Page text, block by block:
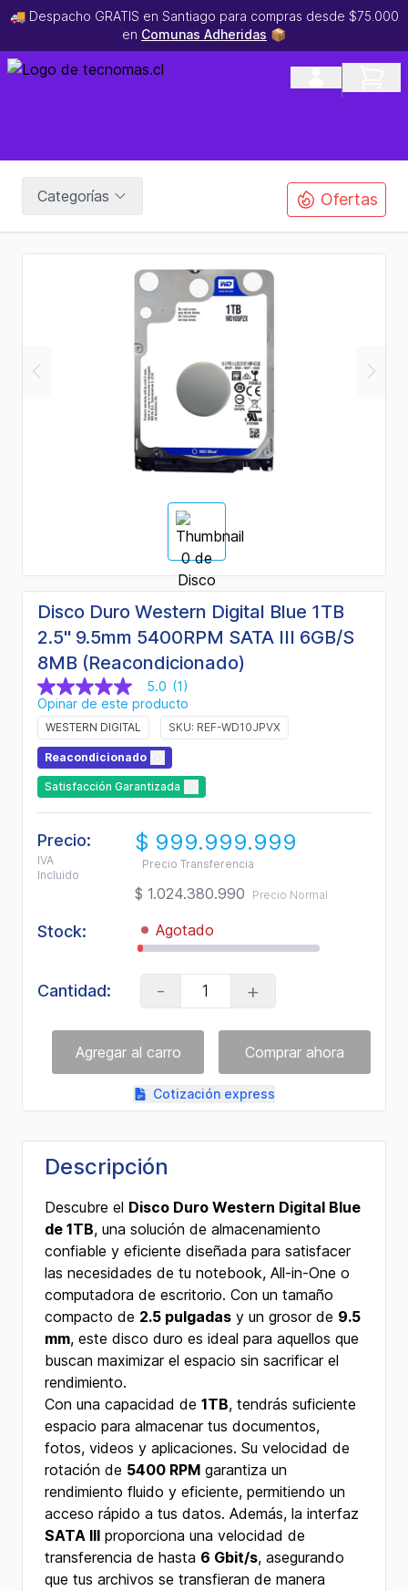
🚚 Despacho GRATIS en Santiago para compras desde $75.000
en Comunas Adheridas 📦
Categorías Ofertas
Disco Duro Western Digital Blue 1TB
2.5" 9.5mm 5400RPM SATA III 6GB/S
8MB (Reacondicionado)
5.0
de
5
estrellas,
valor
medio
de
valoración.
Read
Review.
Enlace
en
la
5.0 (1)
Opinar de este producto
WESTERN DIGITAL SKU: REF-WD10JPVX
Reacondicionado
Satisfacción Garantizada
Precio:
IVA
Incluido
$ 999.999.999
Precio Transferencia
$ 1.024.380.990 Precio Normal
Stock: Agotado
Cantidad: - +
Cotización express
Descripción
Descubre el Disco Duro Western Digital Blue
de 1TB, una solución de almacenamiento
confiable y eficiente diseñada para satisfacer
las necesidades de tu notebook, All-in-One o
computadora de escritorio. Con un tamaño
compacto de 2.5 pulgadas y un grosor de 9.5
mm, este disco duro es ideal para aquellos que
buscan maximizar el espacio sin sacrificar el
rendimiento.
Con una capacidad de 1TB, tendrás suficiente
espacio para almacenar tus documentos,
fotos, videos y aplicaciones. Su velocidad de
rotación de 5400 RPM garantiza un
rendimiento fluido y eficiente, permitiendo un
acceso rápido a tus datos. Además, la interfaz
SATA III proporciona una velocidad de
transferencia de hasta 6 Gbit/s, asegurando
que tus archivos se transfieran de manera